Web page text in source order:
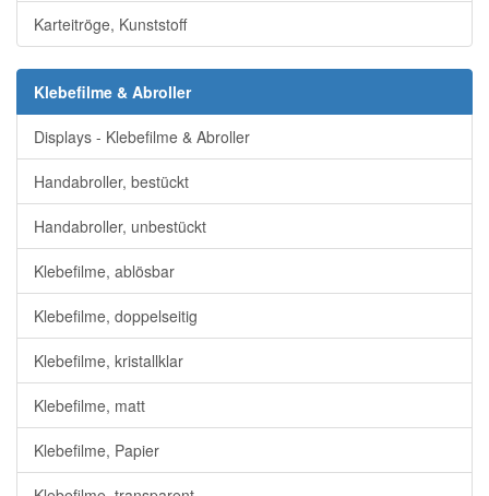
Karteitröge, Kunststoff
Klebefilme & Abroller
Displays - Klebefilme & Abroller
Handabroller, bestückt
Handabroller, unbestückt
Klebefilme, ablösbar
Klebefilme, doppelseitig
Klebefilme, kristallklar
Klebefilme, matt
Klebefilme, Papier